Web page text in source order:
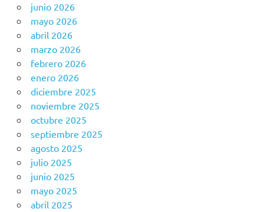
junio 2026
mayo 2026
abril 2026
marzo 2026
febrero 2026
enero 2026
diciembre 2025
noviembre 2025
octubre 2025
septiembre 2025
agosto 2025
julio 2025
junio 2025
mayo 2025
abril 2025